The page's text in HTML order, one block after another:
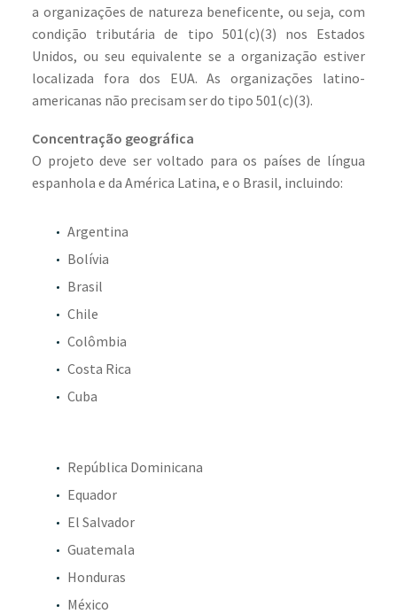
a organizações de natureza beneficente, ou seja, com
condição tributária de tipo 501(c)(3) nos Estados
Unidos, ou seu equivalente se a organização estiver
localizada fora dos EUA. As organizações latino-
americanas não precisam ser do tipo 501(c)(3).
Concentração geográfica
O projeto deve ser voltado para os países de língua
espanhola e da América Latina, e o Brasil, incluindo:
Argentina
Bolívia
Brasil
Chile
Colômbia
Costa Rica
Cuba
República Dominicana
Equador
El Salvador
Guatemala
Honduras
México